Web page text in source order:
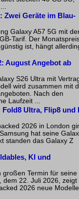
Zwei Geräte im Blau-
Galaxy A57 5G mit
Tarif. Der
ist, hängt
August Angebot ab
S26 Ultra mit
wird zusammen mit
Nach den
Laufzeit ...
Fold8 Ultra, Flip8 und
2026 in London
hat seine
standen das Galaxy Z
KI und
großen Termin für seine
dem 22. Juli 2026, zeigt
2026 neue